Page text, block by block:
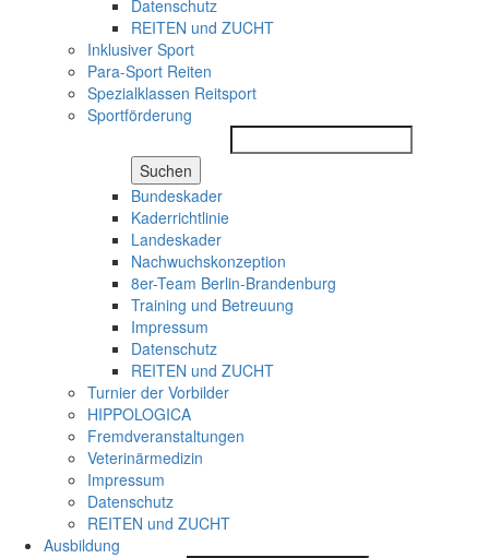
Datenschutz
REITEN und ZUCHT
Inklusiver Sport
Para-Sport Reiten
Spezialklassen Reitsport
Sportförderung
Suchen
Bundeskader
Kaderrichtlinie
Landeskader
Nachwuchskonzeption
8er-Team Berlin-Brandenburg
Training und Betreuung
Impressum
Datenschutz
REITEN und ZUCHT
Turnier der Vorbilder
HIPPOLOGICA
Fremdveranstaltungen
Veterinärmedizin
Impressum
Datenschutz
REITEN und ZUCHT
Ausbildung